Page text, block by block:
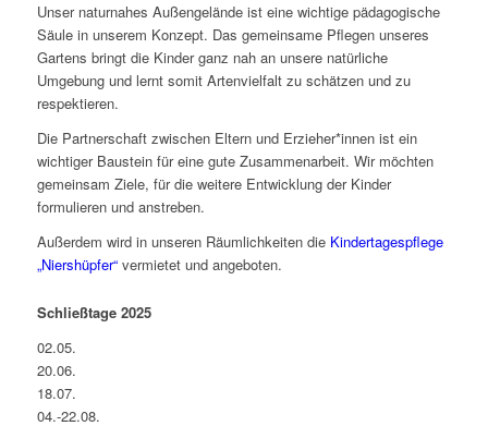
Unser naturnahes Außengelände ist eine wichtige pädagogische
Säule in unserem Konzept. Das gemeinsame Pflegen unseres
Gartens bringt die Kinder ganz nah an unsere natürliche
Umgebung und lernt somit Artenvielfalt zu schätzen und zu
respektieren.
Die Partnerschaft zwischen Eltern und Erzieher*innen ist ein
wichtiger Baustein für eine gute Zusammenarbeit. Wir möchten
gemeinsam Ziele, für die weitere Entwicklung der Kinder
formulieren und anstreben.
Außerdem wird in unseren Räumlichkeiten die Kindertagespflege
„Niershüpfer“vermietet und angeboten.
Schließtage 2025
02.05.
20.06.
18.07.
04.-22.08.